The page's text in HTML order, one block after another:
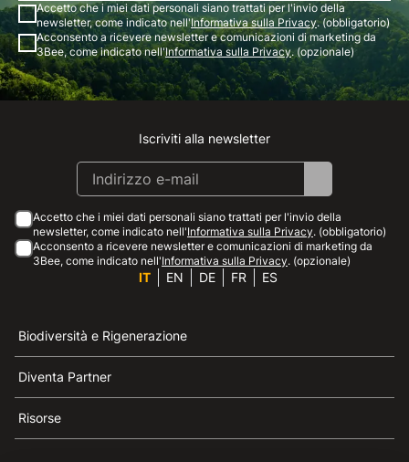
Accetto che i miei dati personali siano trattati per l'invio della
newsletter, come indicato nell'Informativa sulla Privacy. (obbligatorio)
Acconsento a ricevere newsletter e comunicazioni di marketing da
3Bee, come indicato nell'Informativa sulla Privacy. (opzionale)
Instagram
Facebook
Linkedin
Youtube
Iscriviti alla newsletter
Accetto che i miei dati personali siano trattati per l'invio della
newsletter, come indicato nell'Informativa sulla Privacy. (obbligatorio)
Acconsento a ricevere newsletter e comunicazioni di marketing da
3Bee, come indicato nell'Informativa sulla Privacy. (opzionale)
IT EN DE FR ES
Biodiversità e Rigenerazione
Diventa Partner
Risorse